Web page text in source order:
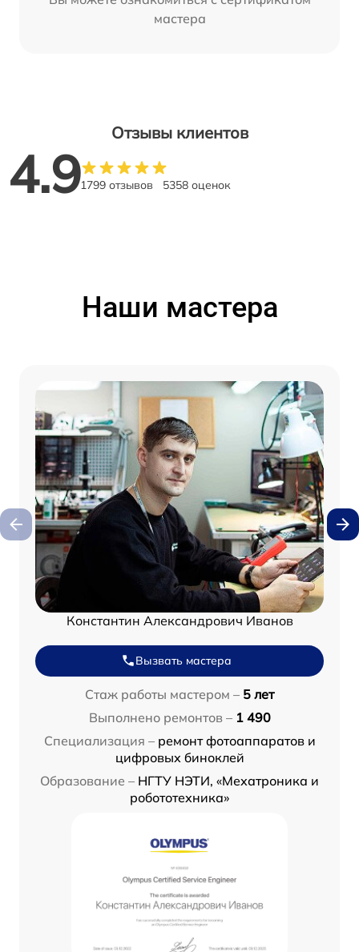
мастера
Отзывы клиентов
4.91799 отзывов 5358 оценок
Наши мастера
Константин Александрович Иванов
Вызвать мастера
Стаж работы мастером – 5 лет
Выполнено ремонтов – 1 490
Специализация – ремонт фотоаппаратов и
цифровых биноклей
Образование – НГТУ НЭТИ, «Мехатроника и
робототехника»